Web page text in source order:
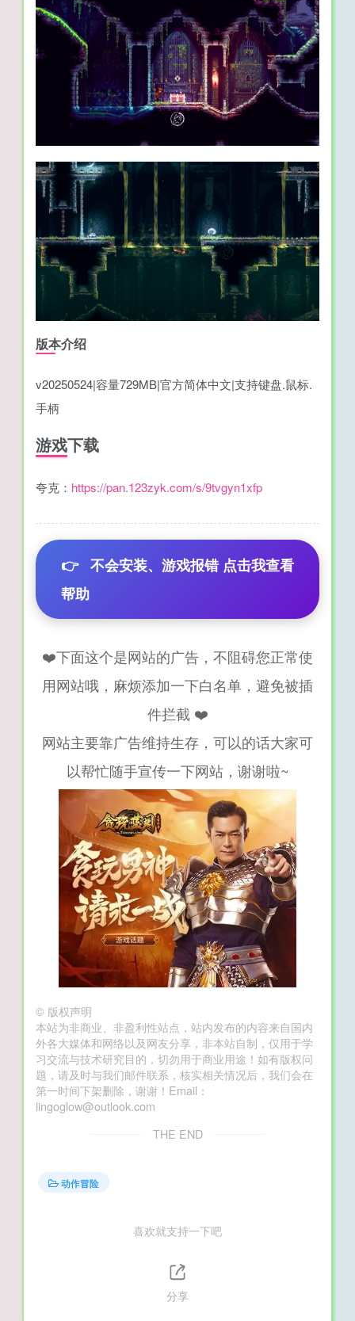
版本介绍
v20250524|容量729MB|官方简体中文|支持键盘.鼠标.
手柄
游戏下载
夸克： https://pan.123zyk.com/s/9tvgyn1xfp
👉 不会安装、游戏报错 点击我查看
帮助
❤️下面这个是网站的广告，不阻碍您正常使
用网站哦，麻烦添加一下白名单，避免被插
件拦截 ❤️
网站主要靠广告维持生存，可以的话大家可
以帮忙随手宣传一下网站，谢谢啦~
© 版权声明
本站为非商业、非盈利性站点，站内发布的内容来自国内
外各大媒体和网络以及网友分享，非本站自制，仅用于学
习交流与技术研究目的，切勿用于商业用途！如有版权问
题，请及时与我们邮件联系，核实相关情况后，我们会在
第一时间下架删除，谢谢！Email：
lingoglow@outlook.com
THE END
动作冒险
喜欢就支持一下吧
分享